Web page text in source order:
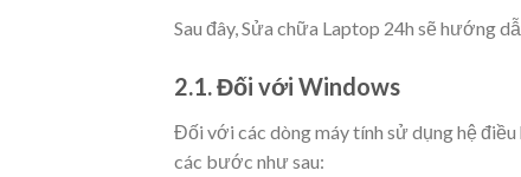
Sau đây, Sửa chữa Laptop 24h sẽ hướng
2.1. Đối với Windows
Đối với các dòng máy tính sử dụng hệ
các bước như sau: